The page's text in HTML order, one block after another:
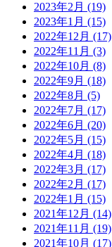
2023年2月 (19)
2023年1月 (15)
2022年12月 (17)
2022年11月 (3)
2022年10月 (8)
2022年9月 (18)
2022年8月 (5)
2022年7月 (17)
2022年6月 (20)
2022年5月 (15)
2022年4月 (18)
2022年3月 (17)
2022年2月 (17)
2022年1月 (15)
2021年12月 (14)
2021年11月 (19)
2021年10月 (17)